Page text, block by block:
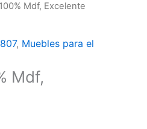
Mdf, Excelente
, Muebles para el
Mdf,